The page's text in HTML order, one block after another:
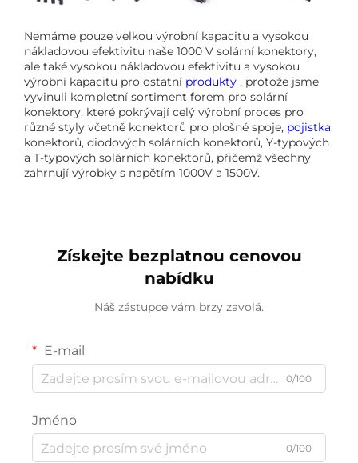
Nemáme pouze velkou výrobní kapacitu a vysokou
nákladovou efektivitu naše 1000 V solární konektory,
ale také vysokou nákladovou efektivitu a vysokou
výrobní kapacitu pro ostatní produkty , protože jsme
vyvinuli kompletní sortiment forem pro solární
konektory, které pokrývají celý výrobní proces pro
různé styly včetně konektorů pro plošné spoje, pojistka
konektorů, diodových solárních konektorů, Y-typových
a T-typových solárních konektorů, přičemž všechny
zahrnují výrobky s napětím 1000V a 1500V.
Získejte bezplatnou cenovou
nabídku
Náš zástupce vám brzy zavolá.
E-mail
0/100
Jméno
0/100